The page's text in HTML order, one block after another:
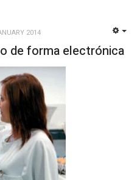
2014
de forma electrónica